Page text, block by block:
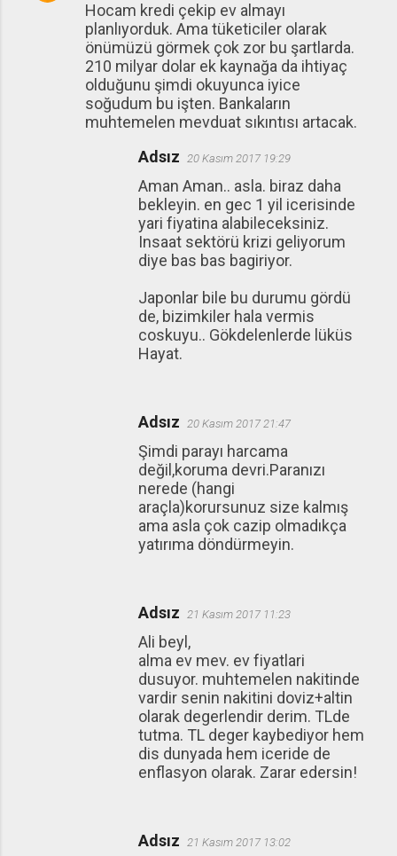
Hocam kredi çekip ev almayı
planlıyorduk. Ama tüketiciler olarak
önümüzü görmek çok zor bu şartlarda.
210 milyar dolar ek kaynağa da ihtiyaç
olduğunu şimdi okuyunca iyice
soğudum bu işten. Bankaların
muhtemelen mevduat sıkıntısı artacak.
Adsız 20 Kasım 2017 19:29
Aman Aman.. asla. biraz daha
bekleyin. en gec 1 yil icerisinde
yari fiyatina alabileceksiniz.
Insaat sektörü krizi geliyorum
diye bas bas bagiriyor.
Japonlar bile bu durumu gördü
de, bizimkiler hala vermis
coskuyu.. Gökdelenlerde lüküs
Hayat.
Adsız 20 Kasım 2017 21:47
Şimdi parayı harcama
değil,koruma devri.Paranızı
nerede (hangi
araçla)korursunuz size kalmış
ama asla çok cazip olmadıkça
yatırıma döndürmeyin.
Adsız 21 Kasım 2017 11:23
Ali beyl,
alma ev mev. ev fiyatlari
dusuyor. muhtemelen nakitinde
vardir senin nakitini doviz+altin
olarak degerlendir derim. TLde
tutma. TL deger kaybediyor hem
dis dunyada hem iceride de
enflasyon olarak. Zarar edersin!
Adsız 21 Kasım 2017 13:02